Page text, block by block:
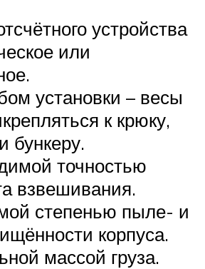
устройства
или
установки – весы
к крюку,
бункеру.
точностью
взвешивания.
степенью пыле- и
корпуса.
массой груза.